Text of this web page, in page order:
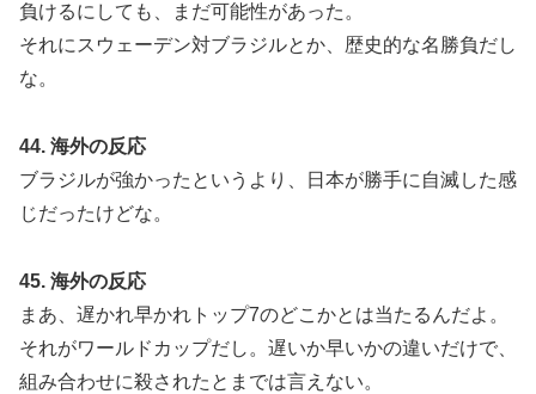
負けるにしても、まだ可能性があった。
それにスウェーデン対ブラジルとか、歴史的な名勝負だし
な。
44. 海外の反応
ブラジルが強かったというより、日本が勝手に自滅した感
じだったけどな。
45. 海外の反応
まあ、遅かれ早かれトップ7のどこかとは当たるんだよ。
それがワールドカップだし。遅いか早いかの違いだけで、
組み合わせに殺されたとまでは言えない。